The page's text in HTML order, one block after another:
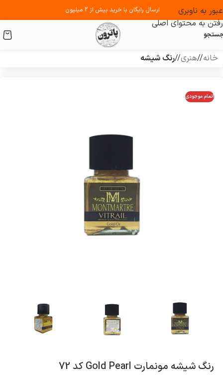
عبور به ناوبری
رفتن به محتوای اصلی
ارسال رایگان با خرید بیش از 2 میلیون
خانه/ هنری/ رنگ شیشه
اتمام موجودی
رنگ شیشه مونمارت Gold Pearl کد 72